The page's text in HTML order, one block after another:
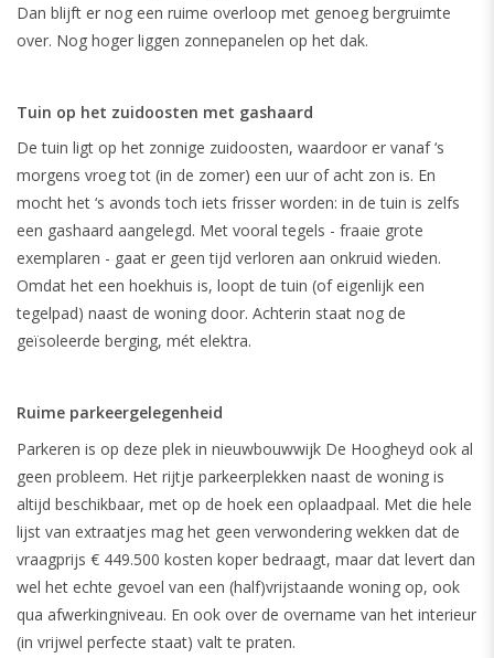
Dan blijft er nog een ruime overloop met genoeg bergruimte
over. Nog hoger liggen zonnepanelen op het dak.
Tuin op het zuidoosten met gashaard
De tuin ligt op het zonnige zuidoosten, waardoor er vanaf ‘s
morgens vroeg tot (in de zomer) een uur of acht zon is. En
mocht het ‘s avonds toch iets frisser worden: in de tuin is zelfs
een gashaard aangelegd. Met vooral tegels - fraaie grote
exemplaren - gaat er geen tijd verloren aan onkruid wieden.
Omdat het een hoekhuis is, loopt de tuin (of eigenlijk een
tegelpad) naast de woning door. Achterin staat nog de
geïsoleerde berging, mét elektra.
Ruime parkeergelegenheid
Parkeren is op deze plek in nieuwbouwwijk De Hoogheyd ook al
geen probleem. Het rijtje parkeerplekken naast de woning is
altijd beschikbaar, met op de hoek een oplaadpaal. Met die hele
lijst van extraatjes mag het geen verwondering wekken dat de
vraagprijs € 449.500 kosten koper bedraagt, maar dat levert dan
wel het echte gevoel van een (half)vrijstaande woning op, ook
qua afwerkingniveau. En ook over de overname van het interieur
(in vrijwel perfecte staat) valt te praten.